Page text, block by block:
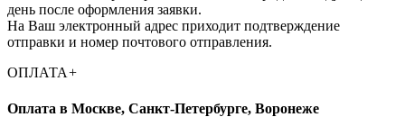
день после оформления заявки.
На Ваш электронный адрес приходит подтверждение
отправки и номер почтового отправления.
ОПЛАТА+
Оплата в Москве, Санкт-Петербурге, Воронеже